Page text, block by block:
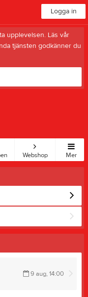
Logga in
upplevelsen. Läs vår
tjänsten godkänner du
Webshop Mer
9 aug, 14:00